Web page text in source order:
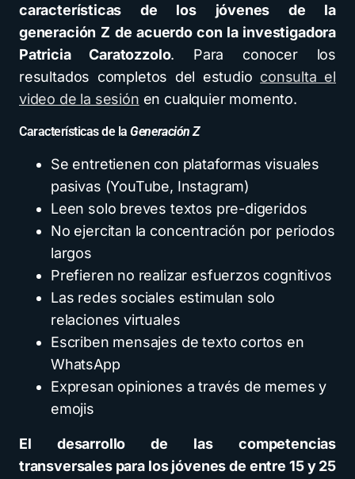
características de los jóvenes de la
generación Z de acuerdo con la investigadora
Patricia Caratozzolo. Para conocer los
resultados completos del estudio consulta el
video de la sesión en cualquier momento.
Características de laGeneración Z
Se entretienen con plataformas visuales
pasivas (YouTube, Instagram)
Leen solo breves textos pre-digeridos
No ejercitan la concentración por periodos
largos
Prefieren no realizar esfuerzos cognitivos
Las redes sociales estimulan solo
relaciones virtuales
Escriben mensajes de texto cortos en
WhatsApp
Expresan opiniones a través de memes y
emojis
El desarrollo de las competencias
transversales para los jóvenes de entre 15 y 25